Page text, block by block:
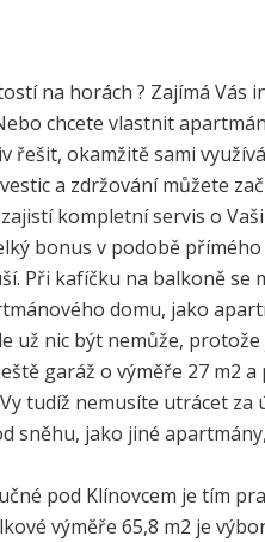
na horách ? Zajímá Vás
chcete vlastnit
řešit, okamžitě sami
a zdržování můžete
kompletní servis o
bonus v podobě
Při kafíčku na balkoně
domu, jako
už nic být nemůže,
garáž o výměře 27 m2
tudíž nemusíte utrácet
sněhu, jako jiné
pod Klínovcem je tím
výměře 65,8 m2 je